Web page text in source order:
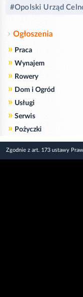
#Opolski Urząd
Ogłoszenia
» Praca
» Wynajem
» Rowery
» Dom i Ogród
» Usługi
» Serwis
» Pożyczki
Zgodnie z art. 173 ustawy